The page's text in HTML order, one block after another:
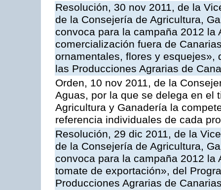
Resolución, 30 nov 2011, de la
de la Consejería de Agricultura,
convoca para la campaña 2012 la
comercialización fuera de
ornamentales, flores y esquejes»,
las Producciones Agrarias de
Orden, 10 nov 2011, de la
Aguas, por la que se delega en el
Agricultura y Ganadería la
referencia individuales de cada
Resolución, 29 dic 2011, de la
de la Consejería de Agricultura,
convoca para la campaña 2012
tomate de exportación», del
Producciones Agrarias de